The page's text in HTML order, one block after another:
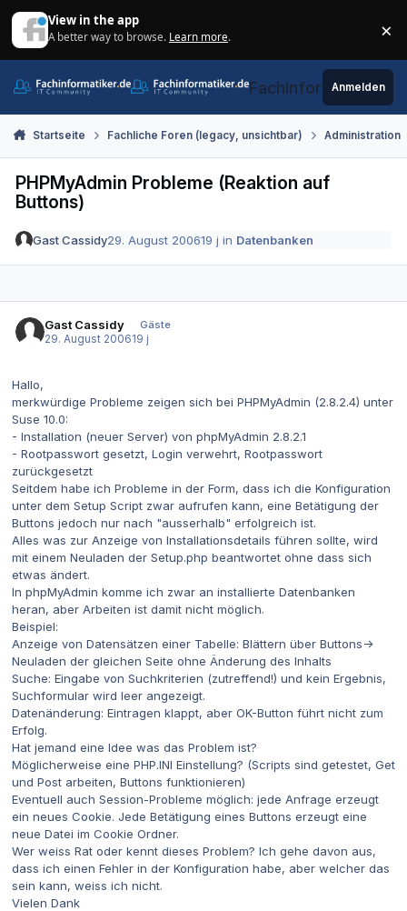
View in the app
A better way to browse. Learn more. ×
Fachinformatiker.de
Anmelden
Startseite Fachliche Foren (legacy, unsichtbar) Administration
PHPMyAdmin Probleme (Reaktion auf
Buttons)
Gast Cassidy29. August 200619 j in Datenbanken
Gast Cassidy
Gäste
29. August 200619 j
Hallo,
merkwürdige Probleme zeigen sich bei PHPMyAdmin (2.8.2.4) unter
Suse 10.0:
- Installation (neuer Server) von phpMyAdmin 2.8.2.1
- Rootpasswort gesetzt, Login verwehrt, Rootpasswort
zurückgesetzt
Seitdem habe ich Probleme in der Form, dass ich die Konfiguration
unter dem Setup Script zwar aufrufen kann, eine Betätigung der
Buttons jedoch nur nach "ausserhalb" erfolgreich ist.
Alles was zur Anzeige von Installationsdetails führen sollte, wird
mit einem Neuladen der Setup.php beantwortet ohne dass sich
etwas ändert.
In phpMyAdmin komme ich zwar an installierte Datenbanken
heran, aber Arbeiten ist damit nicht möglich.
Beispiel:
Anzeige von Datensätzen einer Tabelle: Blättern über Buttons->
Neuladen der gleichen Seite ohne Änderung des Inhalts
Suche: Eingabe von Suchkriterien (zutreffend!) und kein Ergebnis,
Suchformular wird leer angezeigt.
Datenänderung: Eintragen klappt, aber OK-Button führt nicht zum
Erfolg.
Hat jemand eine Idee was das Problem ist?
Möglicherweise eine PHP.INI Einstellung? (Scripts sind getestet, Get
und Post arbeiten, Buttons funktionieren)
Eventuell auch Session-Probleme möglich: jede Anfrage erzeugt
ein neues Cookie. Jede Betätigung eines Buttons erzeugt eine
neue Datei im Cookie Ordner.
Wer weiss Rat oder kennt dieses Problem? Ich gehe davon aus,
dass ich einen Fehler in der Konfiguration habe, aber welcher das
sein kann, weiss ich nicht.
Vielen Dank